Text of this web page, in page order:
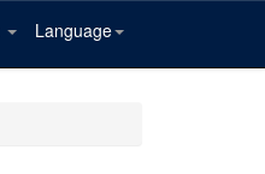
Language